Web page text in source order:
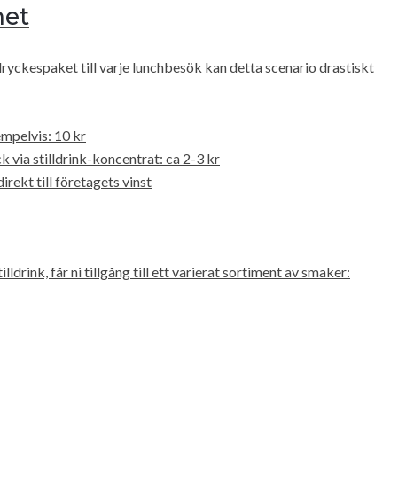
till varje lunchbesök kan detta scenario drastiskt
10 kr
via stilldrink-koncentrat: ca 2-3 kr
till företagets vinst
får ni tillgång till ett varierat sortiment av smaker: